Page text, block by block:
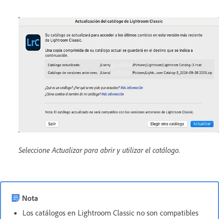
Seleccione Actualizar para abrir y utilizar el catálogo.
Nota
Los catálogos en Lightroom Classic no son compatibles